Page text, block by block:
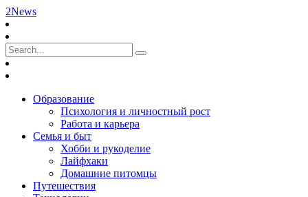
2News
Образование
Психология и личностный рост
Работа и карьера
Семья и быт
Хобби и рукоделие
Лайфхаки
Домашние питомцы
Путешествия